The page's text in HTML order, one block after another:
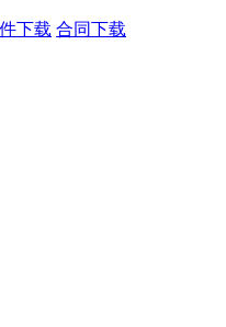
下载 合同下载